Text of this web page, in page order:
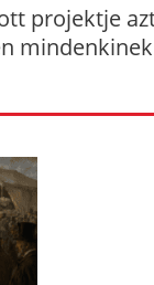
projektje